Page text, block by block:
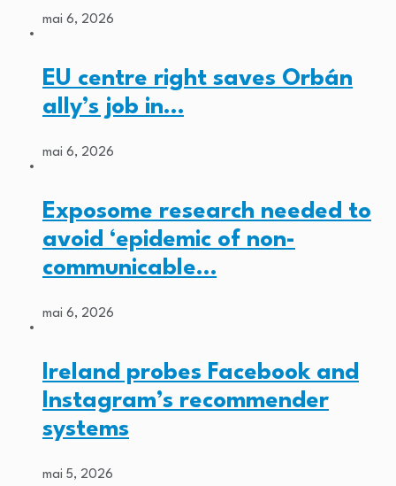
mai 6, 2026
EU centre right saves Orbán
ally’s job in…
mai 6, 2026
Exposome research needed to
avoid ‘epidemic of non-
communicable…
mai 6, 2026
Ireland probes Facebook and
Instagram’s recommender
systems
mai 5, 2026